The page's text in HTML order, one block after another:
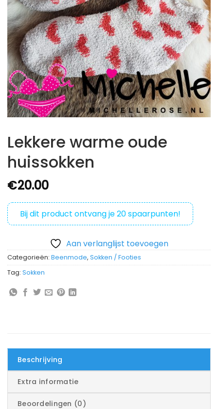
Lekkere warme oude
huissokken
€20.00
Bij dit product ontvang je20spaarpunten!
Aan verlanglijst toevoegen
Categorieën: Beenmode, Sokken / Footies
Tag: Sokken
Beschrijving
Extra informatie
Beoordelingen (0)